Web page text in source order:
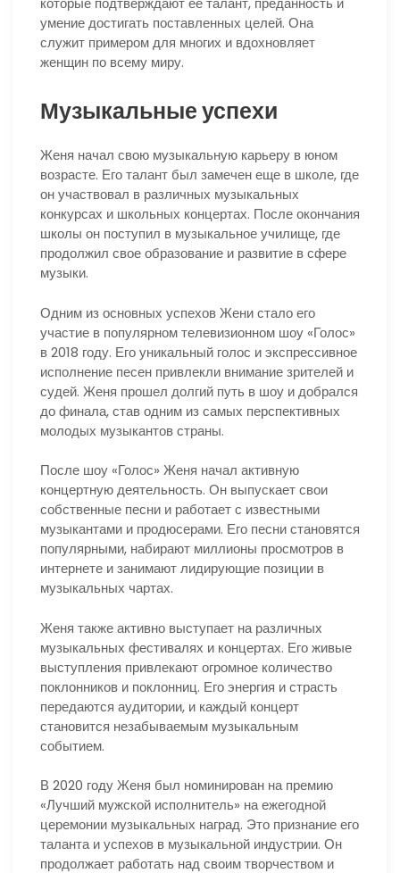
умение достигать поставленных целей. Она
служит примером для многих и вдохновляет
женщин по всему миру.
Музыкальные успехи
Женя начал свою музыкальную карьеру в юном
возрасте. Его талант был замечен еще в школе, где
он участвовал в различных музыкальных
конкурсах и школьных концертах. После окончания
школы он поступил в музыкальное училище, где
продолжил свое образование и развитие в сфере
музыки.
Одним из основных успехов Жени стало его
участие в популярном телевизионном шоу «Голос»
в 2018 году. Его уникальный голос и экспрессивное
исполнение песен привлекли внимание зрителей и
судей. Женя прошел долгий путь в шоу и добрался
до финала, став одним из самых перспективных
молодых музыкантов страны.
После шоу «Голос» Женя начал активную
концертную деятельность. Он выпускает свои
собственные песни и работает с известными
музыкантами и продюсерами. Его песни становятся
популярными, набирают миллионы просмотров в
интернете и занимают лидирующие позиции в
музыкальных чартах.
Женя также активно выступает на различных
музыкальных фестивалях и концертах. Его живые
выступления привлекают огромное количество
поклонников и поклонниц. Его энергия и страсть
передаются аудитории, и каждый концерт
становится незабываемым музыкальным
событием.
В 2020 году Женя был номинирован на премию
«Лучший мужской исполнитель» на ежегодной
церемонии музыкальных наград. Это признание его
таланта и успехов в музыкальной индустрии. Он
продолжает работать над своим творчеством и